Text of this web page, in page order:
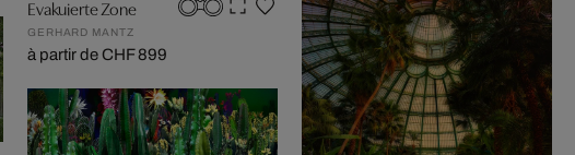
Evakuierte Zone
GERHARD MANTZ
à partir de CHF 899